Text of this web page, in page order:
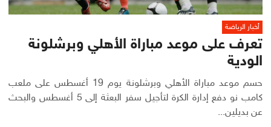
أخبار الرياضة
تعرف على موعد مباراة الأهلي وبرشلونة
الودية
حسم موعد مباراة الأهلي وبرشلونة يوم 19 أغسطس على ملعب
كامب نو دفع إدارة الكرة لتأجيل سفر البعثة إلى 5 أغسطس والبحث
عن بديلين...